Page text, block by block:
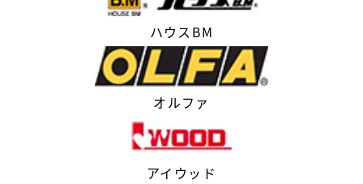
ハウスBM
オルファ
アイウッド